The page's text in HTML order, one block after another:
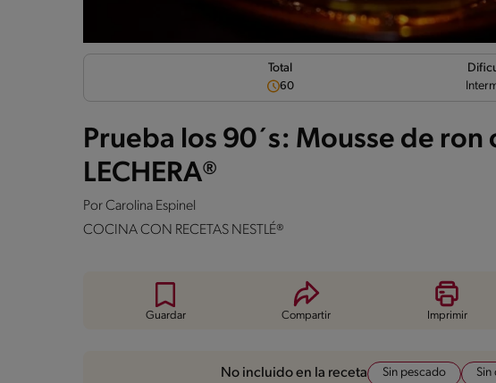
Total
60
Prueba los 90´s: Mousse de ron
LECHERA®
PorCarolina Espinel
COCINA CON RECETAS NESTLÉ®
Guardar Compartir Imprimir
No incluido en la receta Sin pescado Sin